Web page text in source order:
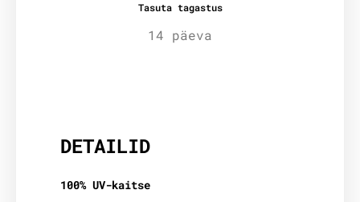
Tasuta tagastus
14 päeva
DETAILID
100% UV-kaitse